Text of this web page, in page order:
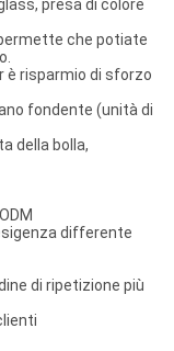
presa di colore
che potiate
è risparmio di sforzo
fondente (unità di
della bolla,
differente
di ripetizione più